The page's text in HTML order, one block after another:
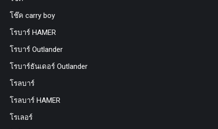
โช๊ค carry boy
โรบาร์ HAMER
โรบาร์ Outlander
โรบาร์ธันเดอร์ Outlander
โรลบาร์
โรลบาร์ HAMER
โรเลอร์